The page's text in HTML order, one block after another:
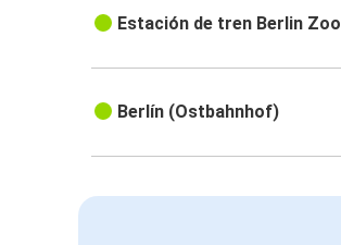
Estación de tren Berlin Zoo
Berlín (Ostbahnhof)